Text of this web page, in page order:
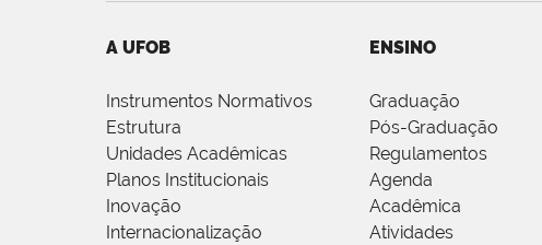
A UFOB
Instrumentos Normativos
Estrutura
Unidades Acadêmicas
Planos Institucionais
Inovação
Internacionalização
ENSINO
Graduação
Pós-Graduação
Regulamentos
Agenda
Acadêmica
Atividades